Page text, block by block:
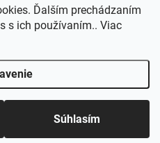
Ďalším prechádzaním
s ich používaním.. Viac
Súhlasím
Shoptet
. Všetky práva vyhradené.Upraviť